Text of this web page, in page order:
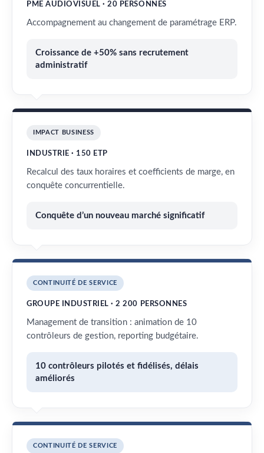
PME AUDIOVISUEL · 20 PERSONNES
Accompagnement au changement de paramétrage ERP.
Croissance de +50% sans recrutement
administratif
IMPACT BUSINESS
INDUSTRIE · 150 ETP
Recalcul des taux horaires et coefficients de marge, en
conquête concurrentielle.
Conquête d’un nouveau marché significatif
CONTINUITÉ DE SERVICE
GROUPE INDUSTRIEL · 2 200 PERSONNES
Management de transition : animation de 10
contrôleurs de gestion, reporting budgétaire.
10 contrôleurs pilotés et fidélisés, délais
améliorés
CONTINUITÉ DE SERVICE